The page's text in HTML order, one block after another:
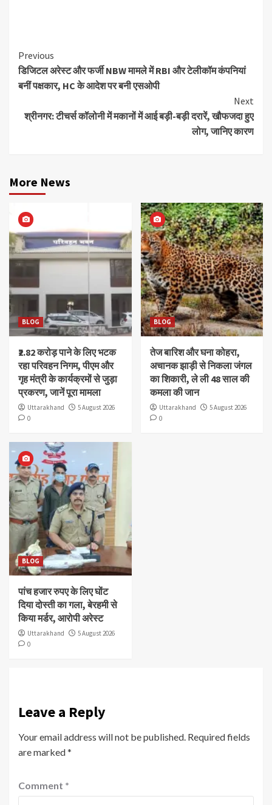
Continue
Reading
Previous
डिजिटल अरेस्ट और फर्जी NBW मामले में RBI और टेलीकॉम कंपनियां
बनीं पक्षकार, HC के आदेश पर बनी एसओपी
Next
श्रीनगर: टीचर्स कॉलोनी में मकानों में आई बड़ी-बड़ी दरारें, खौफजदा हुए
लोग, जानिए कारण
More News
BLOG
₹2.82 करोड़ पाने के लिए भटक
रहा परिवहन निगम, पीएम और
गृह मंत्री के कार्यक्रमों से जुड़ा
प्रकरण, जानें पूरा मामला
Uttarakhand
5 August 2026
0
BLOG
तेज बारिश और घना कोहरा,
अचानक झाड़ी से निकला जंगल
का शिकारी, ले ली 48 साल की
कमला की जान
Uttarakhand
5 August 2026
0
BLOG
पांच हजार रुपए के लिए घोंट
दिया दोस्ती का गला, बेरहमी से
किया मर्डर, आरोपी अरेस्ट
Uttarakhand
5 August 2026
0
Leave a Reply
Your email address will not be published. Required fields
are marked*
Comment *